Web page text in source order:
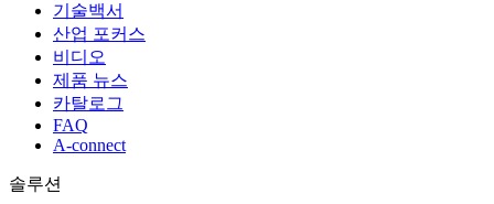
기술백서
산업 포커스
비디오
제품 뉴스
카탈로그
FAQ
A-connect
솔루션